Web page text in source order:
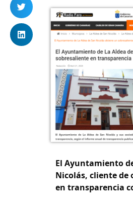
El Ayuntamiento
Nicolás, cliente de
en transparencia